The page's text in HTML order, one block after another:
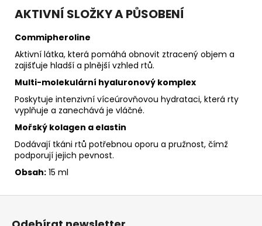
AKTIVNÍ SLOŽKY A PŮSOBENÍ
Commipheroline
Aktivní látka, která pomáhá obnovit ztracený objem a
zajišťuje hladší a plnější vzhled rtů.
Multi-molekulární hyaluronový komplex
Poskytuje intenzivní víceúrovňovou hydrataci, která rty
vyplňuje a zanechává je vláčné.
Mořský kolagen a elastin
Dodávají tkáni rtů potřebnou oporu a pružnost, čímž
podporují jejich pevnost.
Obsah: 15 ml
Z